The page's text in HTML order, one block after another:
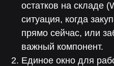
остатков на складе
ситуация, когда
прямо сейчас, или
важный компонент.
Единое окно для